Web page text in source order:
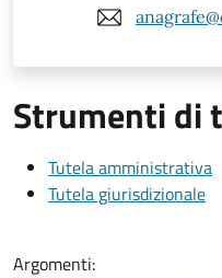
Strumenti di
Tutela amministrativa
Tutela giurisdizionale
Argomenti: